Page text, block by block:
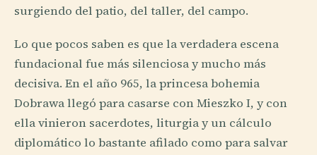
surgiendo del patio, del taller, del campo.
Lo que pocos saben es que la verdadera escena
fundacional fue más silenciosa y mucho más
decisiva. En el año 965, la princesa bohemia
Dobrawa llegó para casarse con Mieszko I, y con
ella vinieron sacerdotes, liturgia y un cálculo
diplomático lo bastante afilado como para salvar